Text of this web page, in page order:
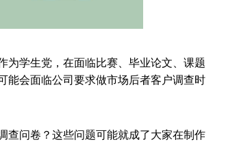
为学生党，在面临比赛、毕业论文、课题
能会面临公司要求做市场后者客户调查时
查问卷？这些问题可能就成了大家在制作